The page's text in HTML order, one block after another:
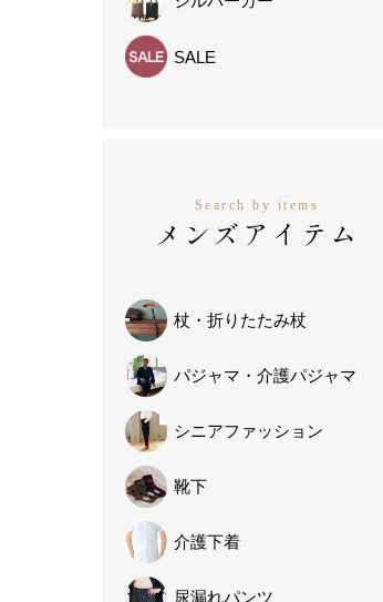
SALE
Search by items
メンズアイテム
杖・ 折りたたみ杖
パジャマ・ 介護パジャマ
シニアファッション
靴下
介護下着
尿漏れパンツ